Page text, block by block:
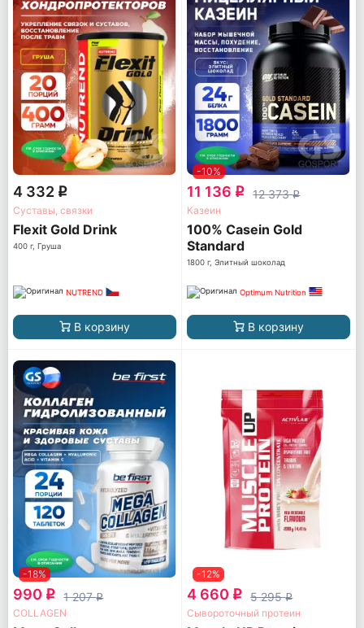
4 332 q
Суставы, связки
Flexit Gold Drink
400 г, Груша
NUTREND
В корзину
-10%
11 136 q 12 373q
Казеин
100% Casein Gold
Standard
1800 г, Элитный шоколад
Optimum Nutrition
В корзину
-18%
990 q 1 207q
COLLAGEN
-12%
4 660 q 5 295q
Сывороточный протеин